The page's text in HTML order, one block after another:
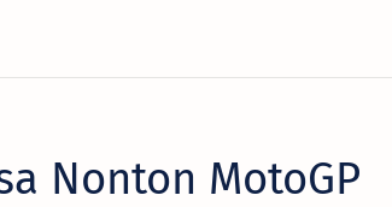
Nonton MotoGP